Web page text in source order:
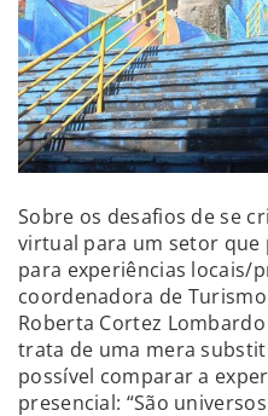
Sobre os desafios de se
virtual para um setor que
para experiências locais/
coordenadora de Turismo
Roberta Cortez
trata de uma mera
possível comparar a
presencial: “São